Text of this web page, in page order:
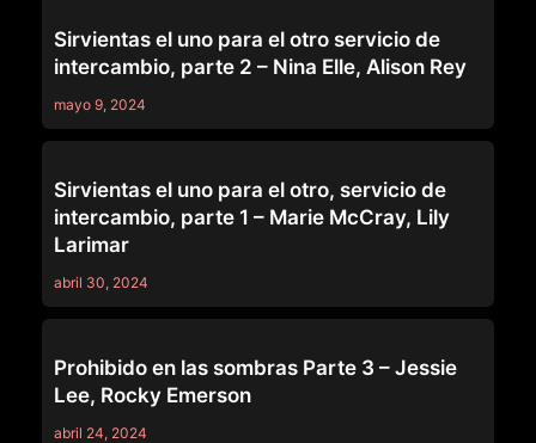
Sirvientas el uno para el otro servicio de
intercambio, parte 2 – Nina Elle, Alison Rey
mayo 9, 2024
Sirvientas el uno para el otro, servicio de
intercambio, parte 1 – Marie McCray, Lily
Larimar
abril 30, 2024
Prohibido en las sombras Parte 3 – Jessie
Lee, Rocky Emerson
abril 24, 2024